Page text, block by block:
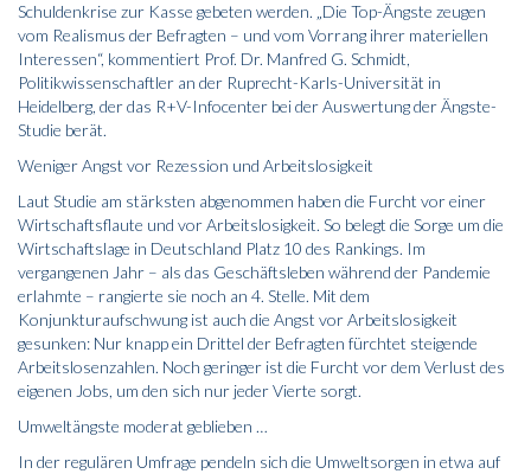
Schuldenkrise zur Kasse gebeten werden. „Die Top-Ängste zeugen
vom Realismus der Befragten – und vom Vorrang ihrer materiellen
Interessen“, kommentiert Prof. Dr. Manfred G. Schmidt,
Politikwissenschaftler an der Ruprecht-Karls-Universität in
Heidelberg, der das R+V-Infocenter bei der Auswertung der Ängste-
Studie berät.
Weniger Angst vor Rezession und Arbeitslosigkeit
Laut Studie am stärksten abgenommen haben die Furcht vor einer
Wirtschaftsflaute und vor Arbeitslosigkeit. So belegt die Sorge um die
Wirtschaftslage in Deutschland Platz 10 des Rankings. Im
vergangenen Jahr – als das Geschäftsleben während der Pandemie
erlahmte – rangierte sie noch an 4. Stelle. Mit dem
Konjunkturaufschwung ist auch die Angst vor Arbeitslosigkeit
gesunken: Nur knapp ein Drittel der Befragten fürchtet steigende
Arbeitslosenzahlen. Noch geringer ist die Furcht vor dem Verlust des
eigenen Jobs, um den sich nur jeder Vierte sorgt.
Umweltängste moderat geblieben …
In der regulären Umfrage pendeln sich die Umweltsorgen in etwa auf